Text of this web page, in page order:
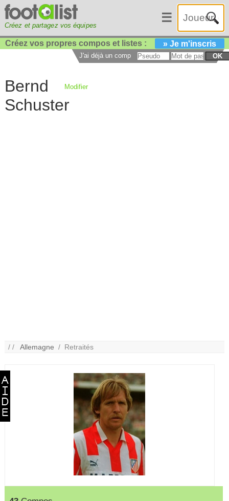
Créez et partagez vos équipes
☰
Créez vos propres compos et listes : » Je m'inscris
J'ai déjà un compte : OK
Bernd
Schuster
Modifier
/ /Allemagne / Retraités